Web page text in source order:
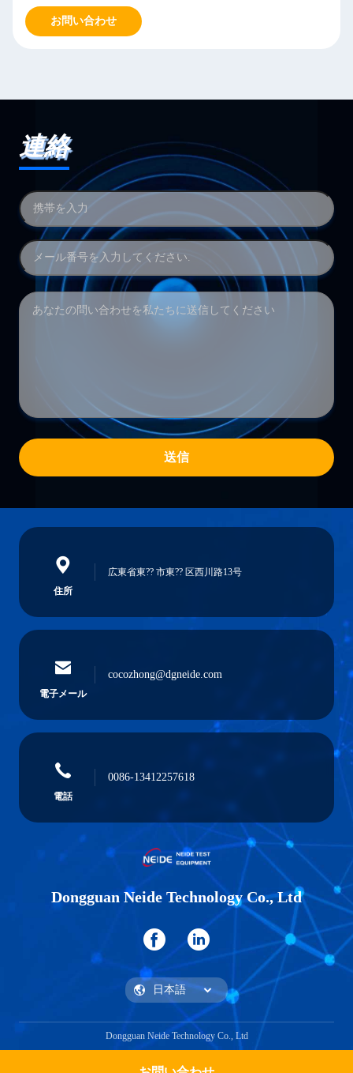
お問い合わせ
連絡
送信
住所
広東省東?? 市東?? 区西川路13号
電子メール
cocozhong@dgneide.com
電話
0086-13412257618
Dongguan Neide Technology Co., Ltd
Dongguan Neide Technology Co., Ltd